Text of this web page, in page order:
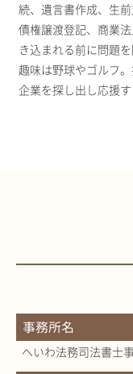
続、遺言書作成、生
債権譲渡登記、商業
き込まれる前に問題
趣味は野球やゴルフ
企業を探し出し応援
事務所名
へいわ法務司法書士